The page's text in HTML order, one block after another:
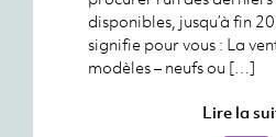
disponibles, jusqu’à fin
signifie pour vous : La
modèles – neufs ou […]
Lire la